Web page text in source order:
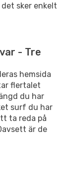
sker enkelt
- Tre
hemsida
flertalet
du har
surf du har
ta reda på
är de